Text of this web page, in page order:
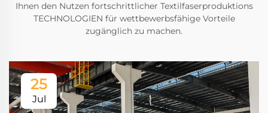
Ihnen den Nutzen fortschrittlicher Textilfaserproduktions
TECHNOLOGIEN für wettbewerbsfähige Vorteile
zugänglich zu machen.
25
Jul